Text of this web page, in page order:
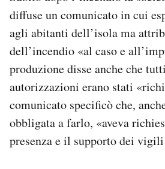
diffuse un comunicato in cui
agli abitanti dell’isola ma
dell’incendio «al caso e
produzione disse anche che
autorizzazioni erano stati
comunicato specificò che,
obbligata a farlo, «aveva
presenza e il supporto dei